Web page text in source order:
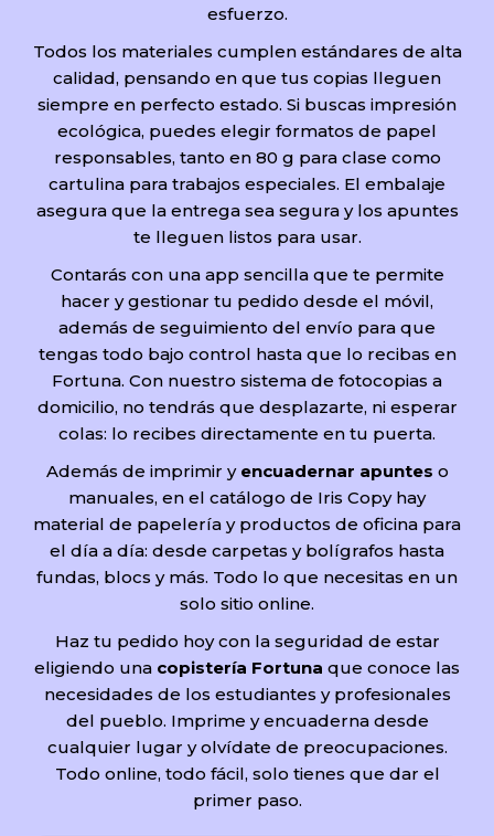
esfuerzo.
Todos los materiales cumplen estándares de alta
calidad, pensando en que tus copias lleguen
siempre en perfecto estado. Si buscas impresión
ecológica, puedes elegir formatos de papel
responsables, tanto en 80 g para clase como
cartulina para trabajos especiales. El embalaje
asegura que la entrega sea segura y los apuntes
te lleguen listos para usar.
Contarás con una app sencilla que te permite
hacer y gestionar tu pedido desde el móvil,
además de seguimiento del envío para que
tengas todo bajo control hasta que lo recibas en
Fortuna. Con nuestro sistema de fotocopias a
domicilio, no tendrás que desplazarte, ni esperar
colas: lo recibes directamente en tu puerta.
Además de imprimir y encuadernar apuntes o
manuales, en el catálogo de Iris Copy hay
material de papelería y productos de oficina para
el día a día: desde carpetas y bolígrafos hasta
fundas, blocs y más. Todo lo que necesitas en un
solo sitio online.
Haz tu pedido hoy con la seguridad de estar
eligiendo una copistería Fortuna que conoce las
necesidades de los estudiantes y profesionales
del pueblo. Imprime y encuaderna desde
cualquier lugar y olvídate de preocupaciones.
Todo online, todo fácil, solo tienes que dar el
primer paso.